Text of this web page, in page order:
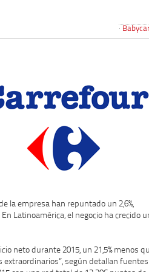
la empresa han repuntado un 2,6%,
Latinoamérica, el negocio ha crecido
neto durante 2015, un 21,5% menos
extraordinarios”, según detallan fuentes